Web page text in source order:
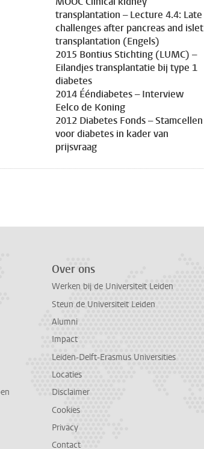
transplantation – Lecture 4.4: Late
challenges after pancreas and islet
transplantation (Engels)
2015 Bontius Stichting (LUMC) –
Eilandjes transplantatie bij type 1
diabetes
2014 Ééndiabetes – Interview
Eelco de Koning
2012 Diabetes Fonds – Stamcellen
voor diabetes in kader van
prijsvraag
Over ons
Werken bij de Universiteit Leiden
Steun de Universiteit Leiden
Alumni
Impact
Leiden-Delft-Erasmus Universities
Locaties
Disclaimer
Cookies
Privacy
Contact